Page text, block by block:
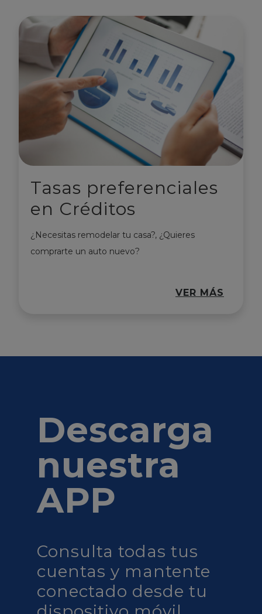
Tasas preferenciales
en Créditos
¿Necesitas remodelar tu casa?, ¿Quieres
comprarte un auto nuevo?
VER MÁS
Descarga
nuestra
APP
Consulta todas tus
cuentas y mantente
conectado desde tu